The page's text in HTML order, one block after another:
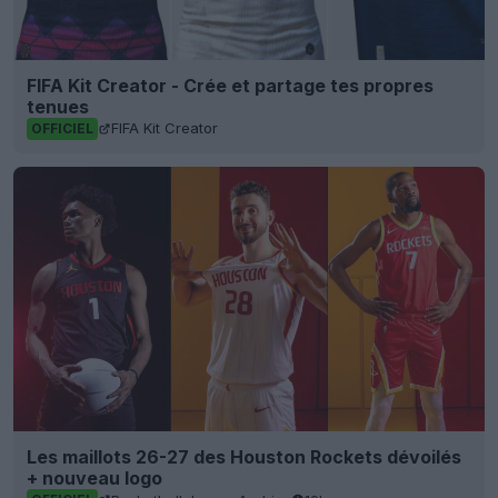
FIFA Kit Creator - Crée et partage tes propres
tenues
OFFICIEL FIFA Kit Creator
Les maillots 26-27 des Houston Rockets dévoilés
+ nouveau logo